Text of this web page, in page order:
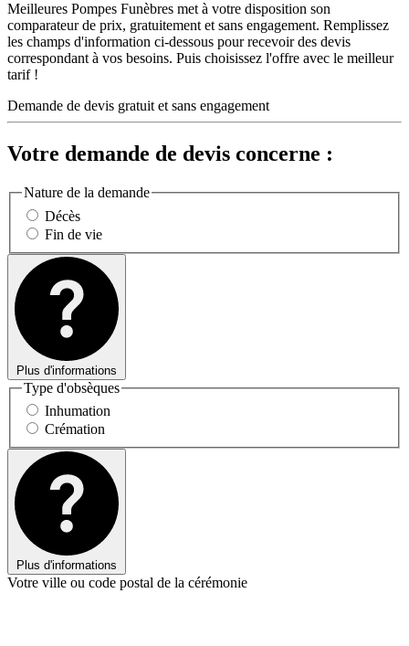
Meilleures Pompes Funèbres met à votre disposition son
comparateur de prix, gratuitement et sans engagement. Remplissez
les champs d'information ci-dessous pour recevoir des devis
correspondant à vos besoins. Puis choisissez l'offre avec le meilleur
tarif !
Demande de devis gratuit et sans engagement
Votre demande de devis concerne :
Nature de la demande
Décès
Fin de vie
Plus d'informations
Type d'obsèques
Inhumation
Crémation
Plus d'informations
Votre ville ou code postal de la cérémonie